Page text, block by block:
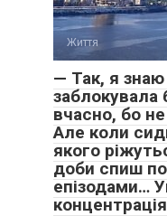
Життя
— Так, я
заблокувала
вчасно, бо
Але коли
якого
доби спиш
епізодами…